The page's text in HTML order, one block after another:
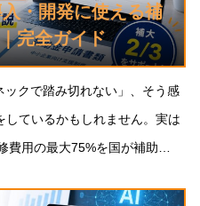
・開発に使える補
完全ガイド
ックで踏み切れない」、そう感
しているかもしれません。実は
用の最大75%を国が補助し